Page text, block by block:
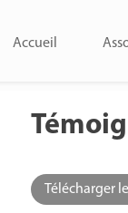
Accueil
Télécharger